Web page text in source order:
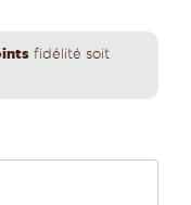
: fidélité soit